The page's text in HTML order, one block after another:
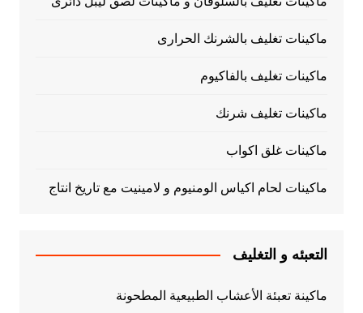
ماكينات تغليف بالشرنك الحرارى
ماكينات تغليف بالفاكيوم
ماكينات تغليف شرنك
ماكينات غلق اكواب
ماكينات لحام اكياس الومنيوم و لامينيت مع تاريخ انتاج
التعبئه و التغليف
ماكينة تعبئة الأعشاب الطبيعية المطحونة